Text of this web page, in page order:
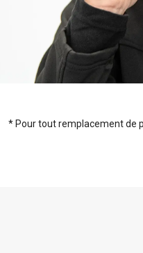
* Pour tout remplacement de